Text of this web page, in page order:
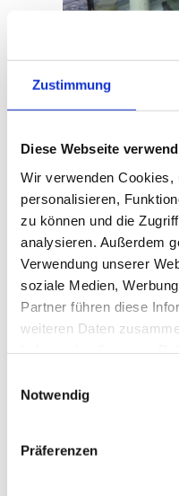
Zustimmung
Diese Webseite
Wir verwenden Cookies,
personalisieren,
zu können und die
analysieren. Außerdem
Verwendung unserer
soziale Medien,
Partner führen diese
weiteren Daten
Notwendig
Präferenzen
Objekt 730-720
- Hallendach über Spänesilo
- Montage von BSH-
Dachelementen
- Einbau von